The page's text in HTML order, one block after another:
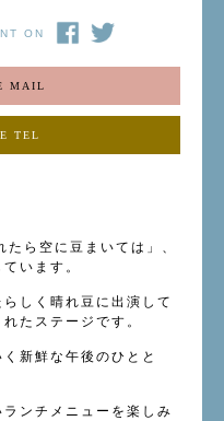
ON
MAIL
TEL
ら空に豆まいては」、
います。
らしく晴れ豆に出演して
たステージです。
新鮮な午後のひとと
ンチメニューを楽しみ